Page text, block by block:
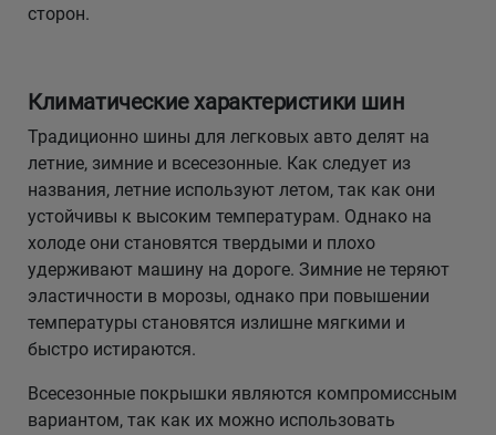
сторон.
Климатические характеристики шин
Традиционно шины для легковых авто делят на
летние, зимние и всесезонные. Как следует из
названия, летние используют летом, так как они
устойчивы к высоким температурам. Однако на
холоде они становятся твердыми и плохо
удерживают машину на дороге. Зимние не теряют
эластичности в морозы, однако при повышении
температуры становятся излишне мягкими и
быстро истираются.
Всесезонные покрышки являются компромиссным
вариантом, так как их можно использовать